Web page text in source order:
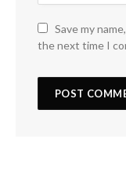
Save my
the next time I